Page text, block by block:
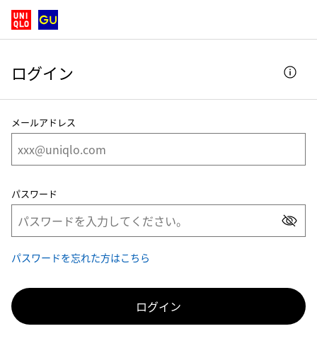
ログイン
メールアドレス
パスワード
パスワードを忘れた方はこちら
ログイン
ログイン | ユニクロ公式